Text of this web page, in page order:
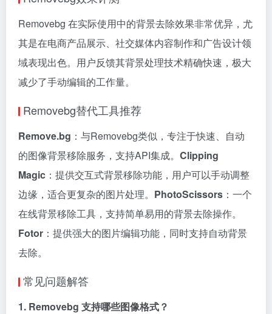
Removebg 在实际使用中的背景去除效果非常优异，尤
其是在电商产品展示、社交媒体内容制作和广告设计领
域表现出色。用户反馈其背景处理技术精确快速，极大
减少了手动编辑的工作量。
Removebg替代工具推荐
Remove.bg ：与Removebg类似，专注于快速、自动
的图像背景移除服务，支持API集成。 Clipping
Magic ：提供交互式背景移除功能，用户可以手动调整
边缘，适合更复杂的图片处理。 PhotoScissors ：一个
在线背景移除工具，支持简单易用的背景去除操作。
Fotor ：提供强大的图片编辑功能，同时支持自动背景
去除。
常见问题解答
1. Removebg 支持哪些图像格式？